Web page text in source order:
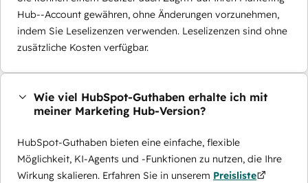
Hub--Account gewähren, ohne Änderungen vorzunehmen,
indem Sie Leselizenzen verwenden. Leselizenzen sind ohne
zusätzliche Kosten verfügbar.
Wie viel HubSpot-Guthaben erhalte ich mit
meiner Marketing Hub-Version?
HubSpot-Guthaben bieten eine einfache, flexible
Möglichkeit, KI-Agents und -Funktionen zu nutzen, die Ihre
Wirkung skalieren. Erfahren Sie in unserem Preisliste